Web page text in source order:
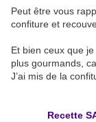
Peut être vous
confiture et
Et bien ceux que
plus gourmands,
J’ai mis de la
Recette